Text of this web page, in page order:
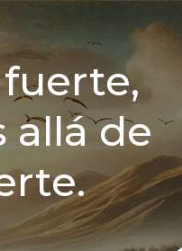
allá de